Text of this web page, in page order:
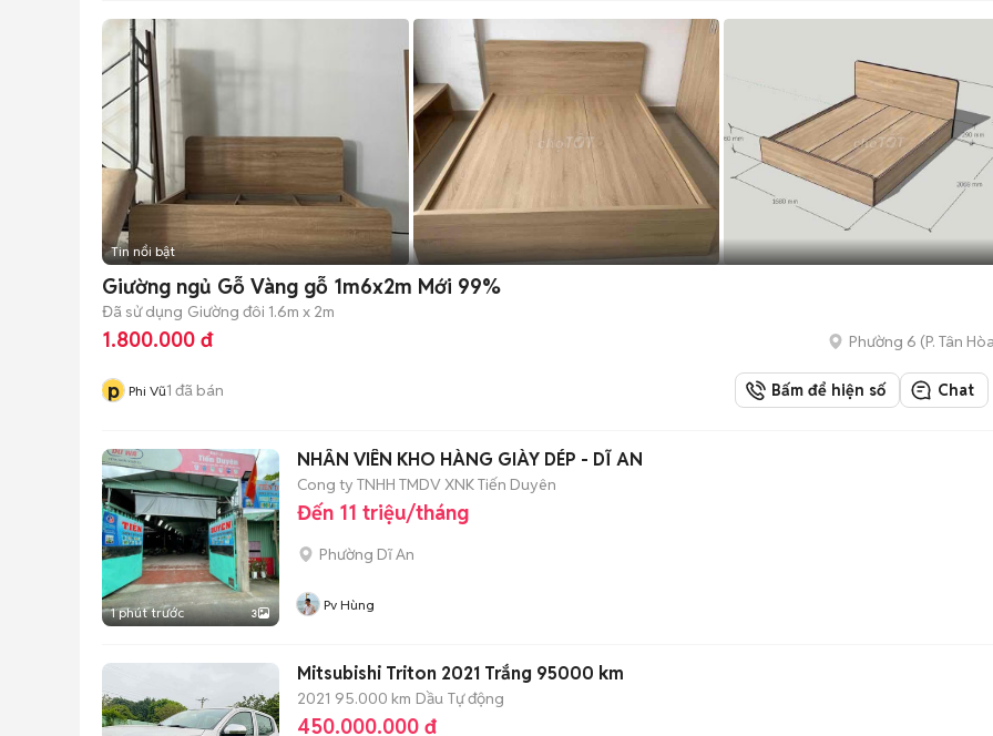
Tin nổi bật
Giường ngủ Gỗ Vàng gỗ 1m6x2m Mới 99%
Đã sử dụng Giường đôi 1.6m x 2m
1.800.000 đ Phường 6 (P. Tân Hòa
p Phi Vũ1 đã bán Bấm để hiện số Chat
1 phút trước 3
NHÂN VIÊN KHO HÀNG GIÀY DÉP - DĨ AN
Cong ty TNHH TMDV XNK Tiến Duyên
Đến 11 triệu/tháng
Phường Dĩ An
Pv Hùng
Mitsubishi Triton 2021 Trắng 95000 km
2021 95.000 km Dầu Tự động
450.000.000 đ